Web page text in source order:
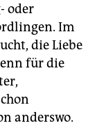
oder
Im
die Liebe
für die
anderswo.